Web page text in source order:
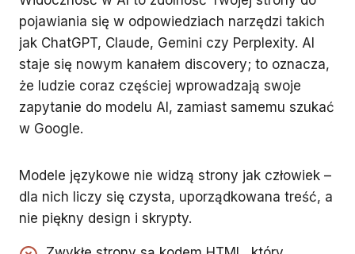
pojawiania się w odpowiedziach narzędzi takich
jak ChatGPT, Claude, Gemini czy Perplexity. AI
staje się nowym kanałem discovery; to oznacza,
że ludzie coraz częściej wprowadzają swoje
zapytanie do modelu AI, zamiast samemu szukać
w Google.
Modele językowe nie widzą strony jak człowiek –
dla nich liczy się czysta, uporządkowana treść, a
nie piękny design i skrypty.